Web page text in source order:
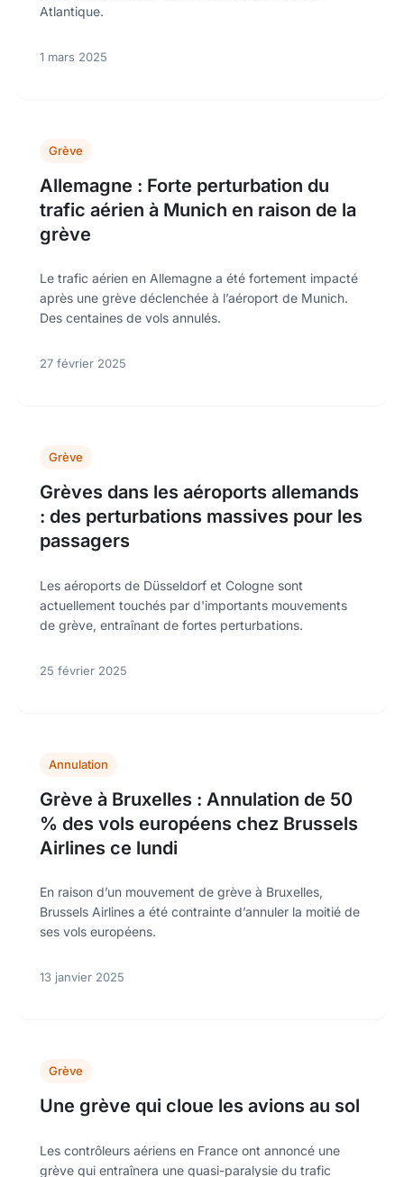
Atlantique.
1 mars 2025
Grève
Allemagne : Forte perturbation du
trafic aérien à Munich en raison de la
grève
Le trafic aérien en Allemagne a été fortement impacté
après une grève déclenchée à l’aéroport de Munich.
Des centaines de vols annulés.
27 février 2025
Grève
Grèves dans les aéroports allemands
: des perturbations massives pour les
passagers
Les aéroports de Düsseldorf et Cologne sont
actuellement touchés par d'importants mouvements
de grève, entraînant de fortes perturbations.
25 février 2025
Annulation
Grève à Bruxelles : Annulation de 50
% des vols européens chez Brussels
Airlines ce lundi
En raison d’un mouvement de grève à Bruxelles,
Brussels Airlines a été contrainte d’annuler la moitié de
ses vols européens.
13 janvier 2025
Grève
Une grève qui cloue les avions au sol
Les contrôleurs aériens en France ont annoncé une
grève qui entraînera une quasi-paralysie du trafic